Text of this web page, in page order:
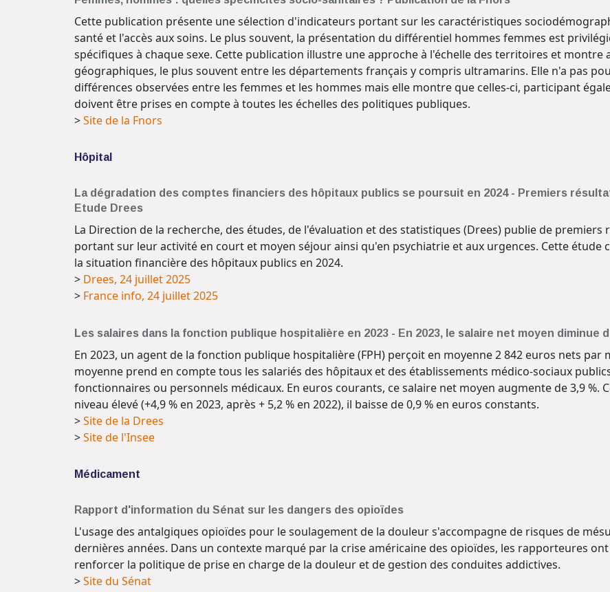
Cette publication présente une sélection d'indicateurs portant sur les caractéristiques
santé et l'accès aux soins. Le plus souvent, la présentation du différentiel hommes femmes est
spécifiques à chaque sexe. Cette publication illustre une approche à l'échelle des territoires et montre
géographiques, le plus souvent entre les départements français y compris ultramarins. Elle n'a pas
différences observées entre les femmes et les hommes mais elle montre que celles-ci, participant
doivent être prises en compte à toutes les échelles des politiques publiques.
>Site de la Fnors
Hôpital
La dégradation des comptes financiers des hôpitaux publics se poursuit en 2024 - Premiers
Etude Drees
La Direction de la recherche, des études, de l'évaluation et des statistiques (Drees) publie de
portant sur leur activité en court et moyen séjour ainsi qu'en psychiatrie et aux urgences. Cette
la situation financière des hôpitaux publics en 2024.
> Drees, 24 juillet 2025
> France info, 24 juillet 2025
Les salaires dans la fonction publique hospitalière en 2023 - En 2023, le salaire net moyen diminue
En 2023, un agent de la fonction publique hospitalière (FPH) perçoit en moyenne 2 842 euros nets
moyenne prend en compte tous les salariés des hôpitaux et des établissements médico-sociaux
fonctionnaires ou personnels médicaux. En euros courants, ce salaire net moyen augmente de 3,9
niveau élevé (+4,9 % en 2023, après + 5,2 % en 2022), il baisse de 0,9 % en euros constants.
>Site de la Drees
>Site de l'Insee
Médicament
Rapport d'information du Sénat sur les dangers des opioïdes
L'usage des antalgiques opioïdes pour le soulagement de la douleur s'accompagne de risques de
dernières années. Dans un contexte marqué par la crise américaine des opioïdes, les rapporteures
renforcer la politique de prise en charge de la douleur et de gestion des conduites addictives.
>Site du Sénat